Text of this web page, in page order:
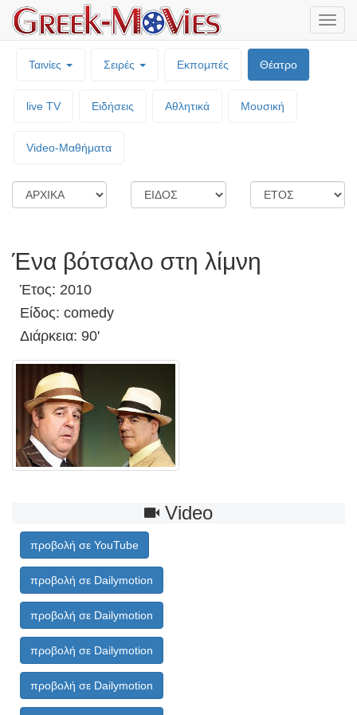
Ταινίες Σειρές Εκπομπές Θέατρο
live TV Ειδήσεις Αθλητικά Μουσική
Video-Mαθήματα
Ένα βότσαλο στη λίμνη
Έτος: 2010
Είδος: comedy
Διάρκεια: 90'
Video
προβολή σε YouTube
προβολή σε Dailymotion
προβολή σε Dailymotion
προβολή σε Dailymotion
προβολή σε Dailymotion